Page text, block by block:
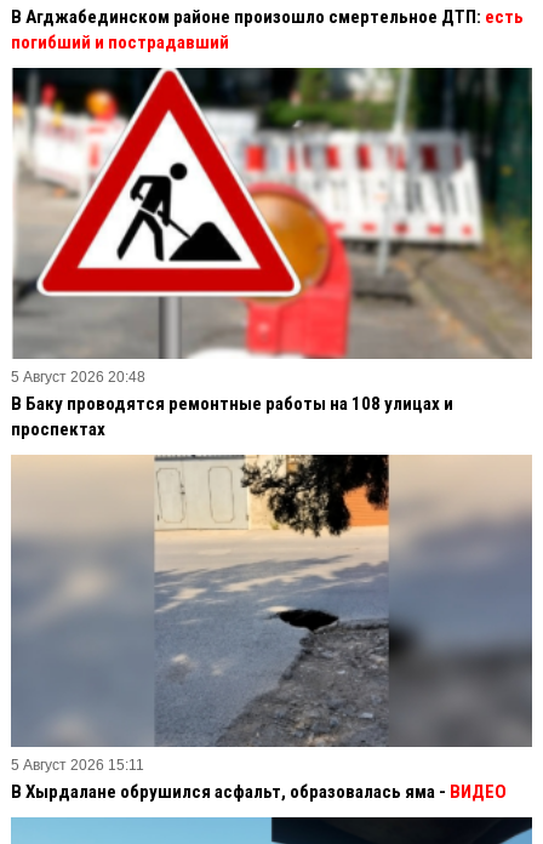
В Агджабединском районе произошло смертельное ДТП: есть
погибший и пострадавший
5 Август 2026 20:48
В Баку проводятся ремонтные работы на 108 улицах и
проспектах
5 Август 2026 15:11
В Хырдалане обрушился асфальт, образовалась яма - ВИДЕО